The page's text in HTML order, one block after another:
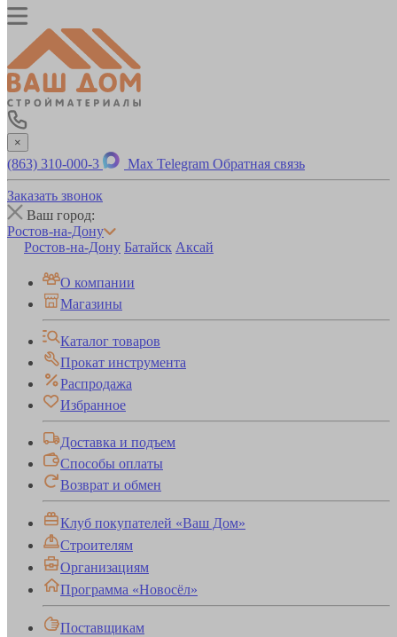
×
(863) 310-000-3 Max Telegram Обратная связь
Заказать звонок
Ваш город:
Ростов-на-Дону
Ростов-на-Дону Батайск Аксай
О компании
Магазины
Каталог товаров
Прокат инструмента
Распродажа
Избранное
Доставка и подъем
Способы оплаты
Возврат и обмен
Клуб покупателей «Ваш Дом»
Строителям
Организациям
Программа «Новосёл»
Поставщикам